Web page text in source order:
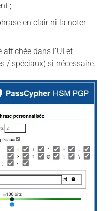
;
en clair ni la noter
affichée dans l’UI et
/ spéciaux) si nécessaire.